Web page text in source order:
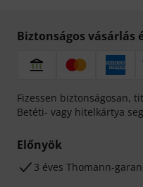
Biztonságos vásárlás
Fizessen biztonságosan,
Betéti- vagy hitelkártya
Előnyök
3 éves Thomann-